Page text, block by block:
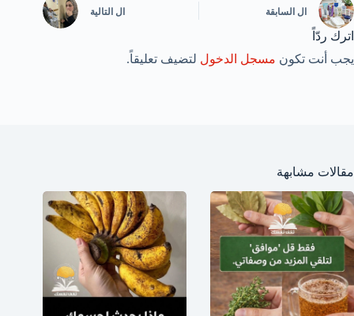
ال السابقة ال التالية
اترك ردّاً
يجب أنت تكون مسجل الدخول لتضيف تعليقاً.
مقالات مشابهة